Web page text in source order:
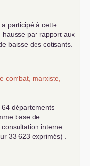
a participé à cette
hausse par rapport aux
baisse des cotisants.
combat, marxiste,
64 départements
base de
interne
33 623 exprimés) .